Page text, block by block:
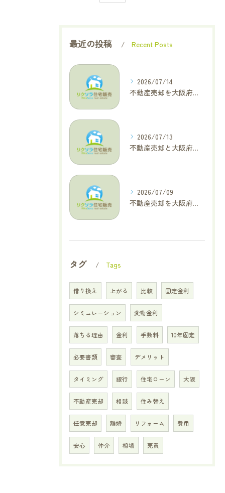
最近の投稿 Recent Posts
2026/07/14
不動産売却を大阪府大東市で成功へ導くためのAIOに適した基本コラム
2026/07/13
不動産売却と大阪府四條畷市で利益最大化を叶えるコラム特集
2026/07/09
不動産売却を大阪府交野市で成功に導く三大タブー回避と高価格査定の極意
タグ Tags
借り換え 上がる 比較 固定金利
シミュレーション 変動金利
落ちる理由 金利 手数料 10年固定
必要書類 審査 デメリット
タイミング 銀行 住宅ローン 大阪
不動産売却 相談 住み替え
任意売却 離婚 リフォーム 費用
安心 仲介 相場 売買